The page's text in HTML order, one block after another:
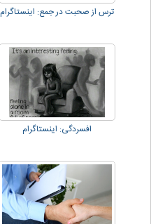
ترس از صحبت در جمع: اینستاگرام
افسردگی: اینستاگرام